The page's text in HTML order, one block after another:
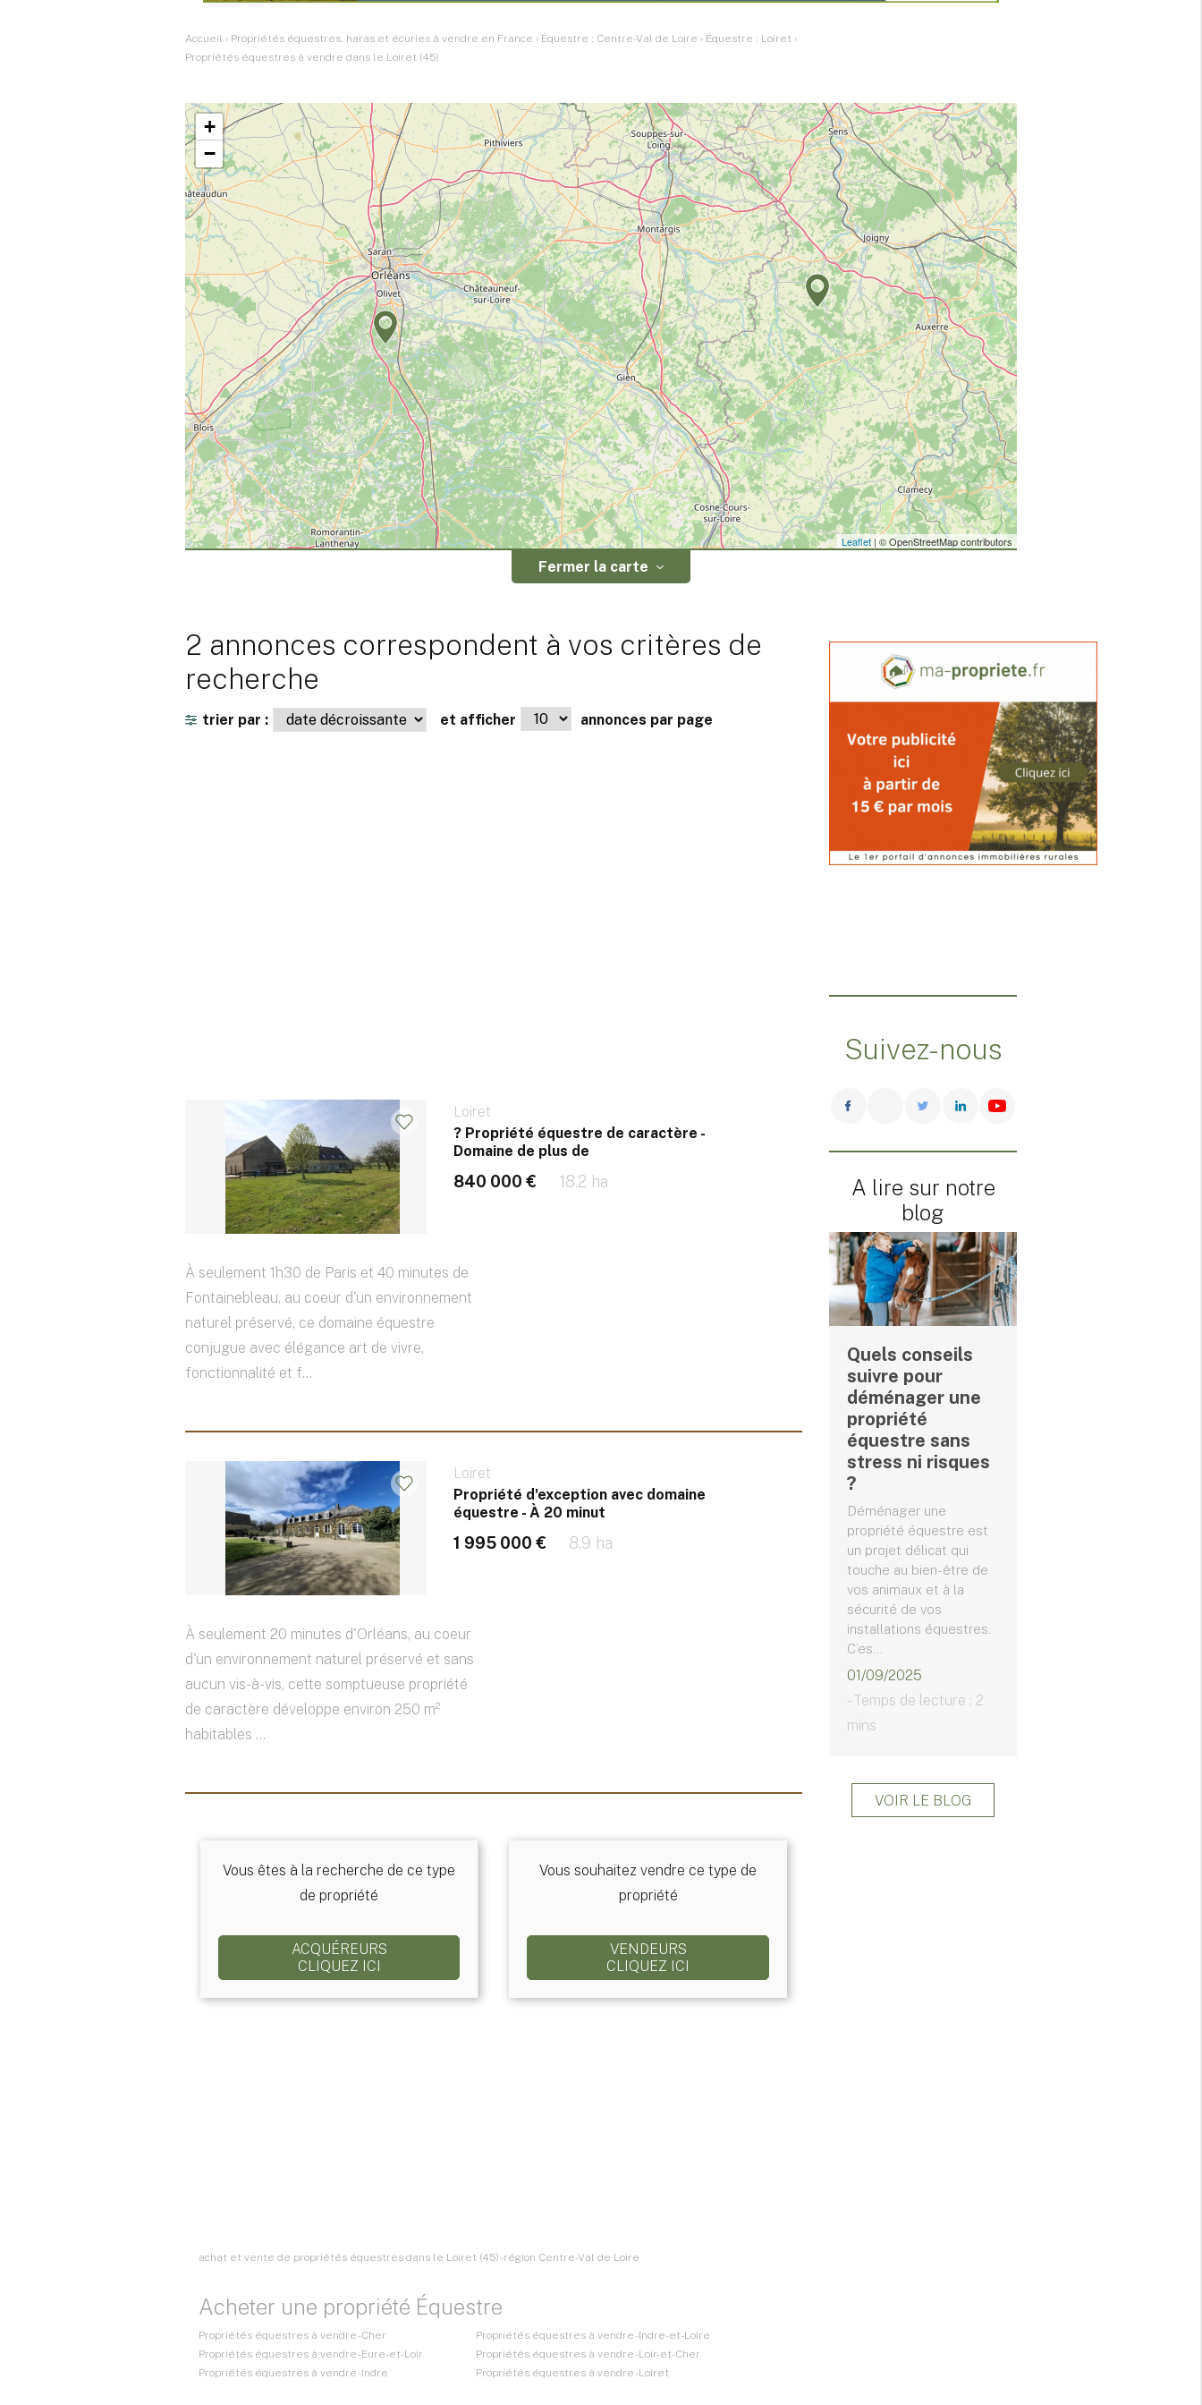
Accueil › Propriétés équestres, haras et écuries à vendre en France › Équestre : Centre-Val de Loire › Équestre : Loiret ›
Propriétés équestres à vendre dans le Loiret (45)
+
−
Leaflet| © OpenStreetMap contributors
Fermer la carte
2 annonces correspondent à vos critères de
recherche
trier par : et afficher annonces par page
Loiret
? Propriété équestre de caractère -
Domaine de plus de
840 000 € 18.2 ha
À seulement 1h30 de Paris et 40 minutes de
Fontainebleau, au coeur d'un environnement
naturel préservé, ce domaine équestre
conjugue avec élégance art de vivre,
fonctionnalité et f...
Loiret
Propriété d'exception avec domaine
équestre - À 20 minut
1 995 000 € 8.9 ha
À seulement 20 minutes d'Orléans, au coeur
d'un environnement naturel préservé et sans
aucun vis-à-vis, cette somptueuse propriété
de caractère développe environ 250 m²
habitables ...
Vous êtes à la recherche de ce type
de propriété
ACQUÉREURS
CLIQUEZ ICI
Vous souhaitez vendre ce type de
propriété
VENDEURS
CLIQUEZ ICI
Suivez-nous
A lire sur notre
blog
Quels conseils
suivre pour
déménager une
propriété
équestre sans
stress ni risques
?
Déménager une
propriété équestre est
un projet délicat qui
touche au bien-être de
vos animaux et à la
sécurité de vos
installations équestres.
C’es...
01/09/2025
- Temps de lecture : 2
mins
VOIR LE BLOG
achat et vente de propriétés équestres dans le Loiret (45) - région Centre-Val de Loire
Acheter une propriété Équestre
Propriétés équestres à vendre - Cher
Propriétés équestres à vendre - Eure-et-Loir
Propriétés équestres à vendre - Indre
Propriétés équestres à vendre - Indre-et-Loire
Propriétés équestres à vendre - Loir-et-Cher
Propriétés équestres à vendre - Loiret